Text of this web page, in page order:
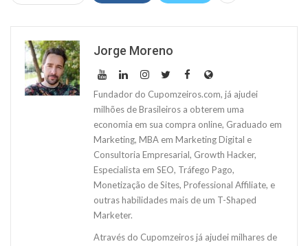
Jorge Moreno
Fundador do Cupomzeiros.com, já ajudei
milhões de Brasileiros a obterem uma
economia em sua compra online, Graduado em
Marketing, MBA em Marketing Digital e
Consultoria Empresarial, Growth Hacker,
Especialista em SEO, Tráfego Pago,
Monetização de Sites, Professional Affiliate, e
outras habilidades mais de um T-Shaped
Marketer.
Através do Cupomzeiros já ajudei milhares de